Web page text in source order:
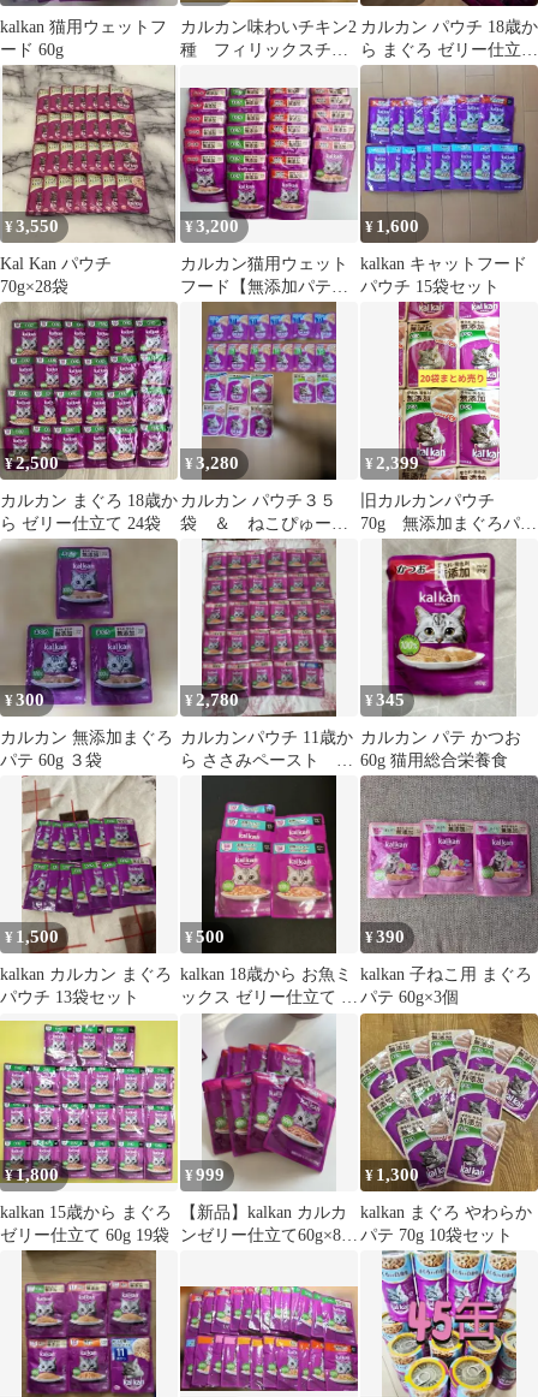
kalkan 猫用ウェットフ
ード 60g
カルカン味わいチキン2
種 フィリックスチキ
キャットフード
カルカン パウチ 18歳か
ら まぐろ ゼリー仕立て
72個
¥3,550
Kal Kan パウチ
70g×28袋
¥3,200
カルカン猫用ウェット
フード【無添加パテ】
詰め合わせ60g25袋おま
け付き
¥ 1,600
kalkan キャットフード
パウチ 15袋セット
¥2,500
カルカン まぐろ 18歳か
ら ゼリー仕立て 24袋
¥3,280
カルカン パウチ３５
袋 ＆ ねこぴゅーれ
（20本入り）
¥ 2,399
旧カルカンパウチ
70g 無添加まぐろパテ
20袋 まとめ売り キ
ャットフード
¥300
カルカン 無添加まぐろ
パテ 60g ３袋
¥ 2,780
カルカンパウチ 11歳か
ら ささみペースト ま
パチェラ
¥345
カルカン パテ かつお
60g 猫用総合栄養食
¥ 1,500
kalkan カルカン まぐろ
パウチ 13袋セット
¥500
kalkan 18歳から お魚ミ
ックス ゼリー仕立て 5
¥390
kalkan 子ねこ用 まぐろ
パテ 60g×3個
¥1,800
kalkan 15歳から まぐろ
ゼリー仕立て 60g 19袋
¥999
【新品】kalkan カルカ
ンゼリー仕立て60g×8ウ
¥ 1,300
kalkan まぐろ やわらか
パテ 70g 10袋セット